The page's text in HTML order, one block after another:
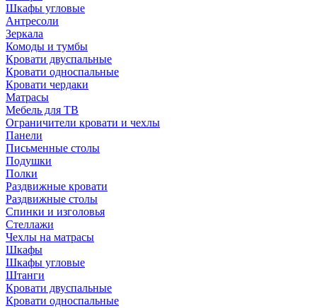
Шкафы угловые
Антресоли
Зеркала
Комоды и тумбы
Кровати двуспальные
Кровати односпальные
Кровати чердаки
Матрасы
Мебель для ТВ
Ограничители кровати и чехлы
Панели
Письменные столы
Подушки
Полки
Раздвижные кровати
Раздвижные столы
Спинки и изголовья
Стеллажи
Чехлы на матрасы
Шкафы
Шкафы угловые
Штанги
Кровати двуспальные
Кровати односпальные